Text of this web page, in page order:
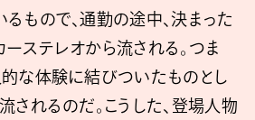
もので、通勤の途中、決まった
ステレオから流される。つま
的な体験に結びついたものとし
されるのだ。こうした、登場人物